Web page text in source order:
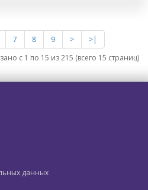
7 8 9 >
>|
с 1 по 15 из 215 (всего 15 страниц)
данных